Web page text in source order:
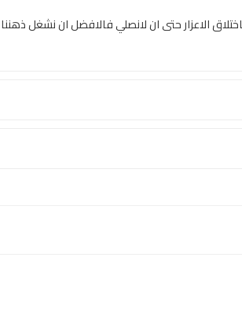
الاعزار حتى ان لانصلي فالافضل ان نشغل